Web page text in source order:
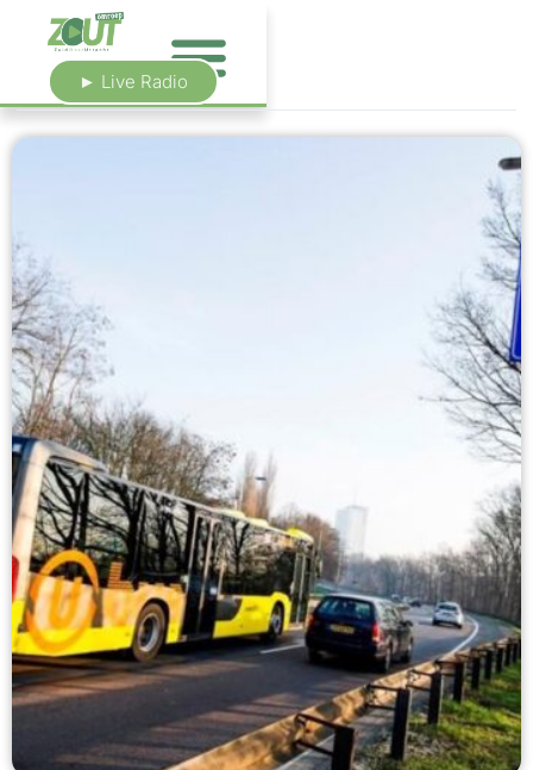
► Live Radio